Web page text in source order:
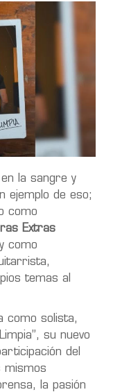
la sangre y
ejemplo de eso;
como
Extras
y como
temas al
como solista,
su nuevo
del
mismos
la pasión